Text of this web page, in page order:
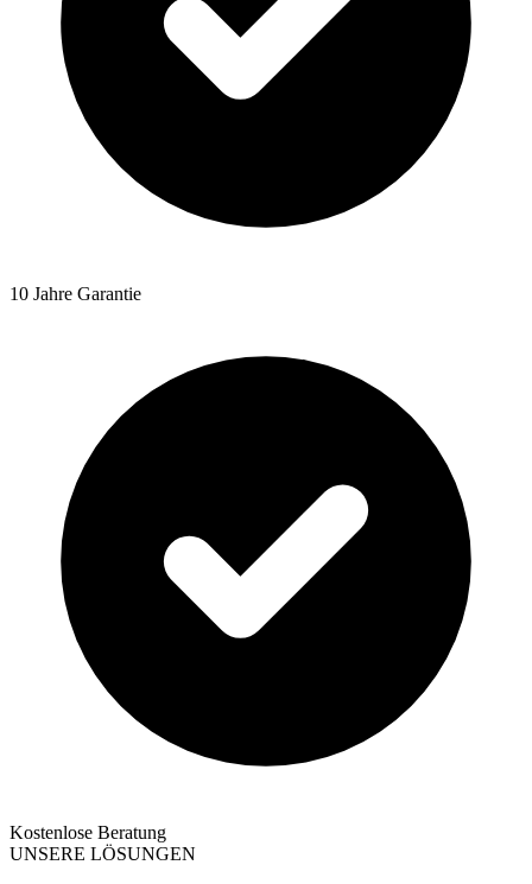
10 Jahre Garantie
Kostenlose Beratung
UNSERE LÖSUNGEN